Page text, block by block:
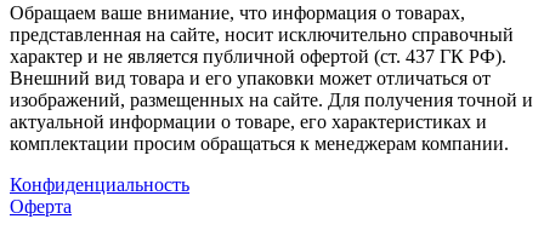
Обращаем ваше внимание, что информация о товарах,
представленная на сайте, носит исключительно справочный
характер и не является публичной офертой (ст. 437 ГК РФ).
Внешний вид товара и его упаковки может отличаться от
изображений, размещенных на сайте. Для получения точной и
актуальной информации о товаре, его характеристиках и
комплектации просим обращаться к менеджерам компании.
Конфиденциальность
Оферта